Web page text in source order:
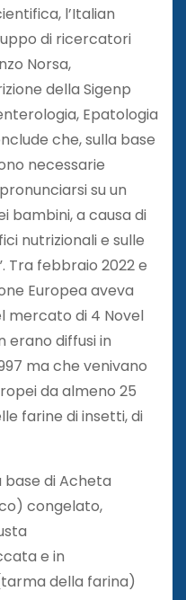
l’Italian
di ricercatori
Norsa,
della Sigenp
Epatologia
che, sulla base
necessarie
su un
bambini, a causa di
nutrizionali e sulle
Tra febbraio 2022 e
Europea aveva
mercato di 4 Novel
erano diffusi in
ma che venivano
da almeno 25
farine di insetti, di
base di Acheta
congelato,
e in
della farina)